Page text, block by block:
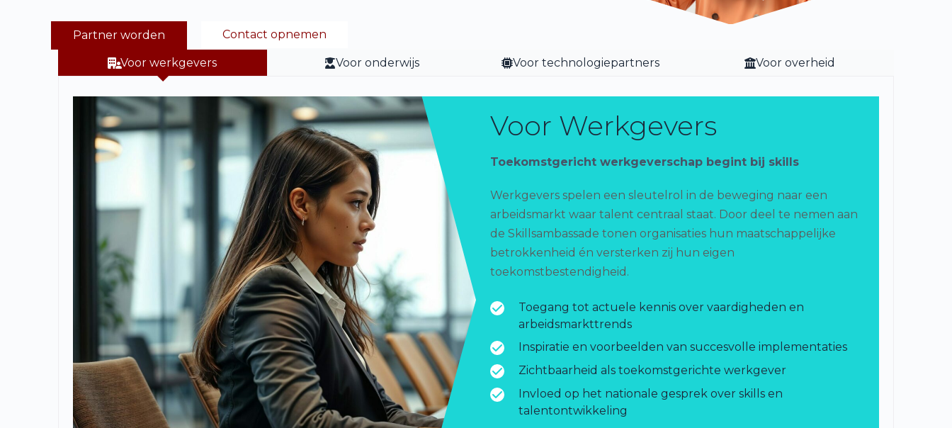
Partner worden Contact opnemen
Voor werkgevers Voor onderwijs Voor technologiepartners Voor overheid
Voor Werkgevers
Toekomstgericht werkgeverschap begint bij skills
Werkgevers spelen een sleutelrol in de beweging naar een
arbeidsmarkt waar talent centraal staat. Door deel te nemen aan
de Skillsambassade tonen organisaties hun maatschappelijke
betrokkenheid én versterken zij hun eigen
toekomstbestendigheid.
Toegang tot actuele kennis over vaardigheden en
arbeidsmarkttrends
Inspiratie en voorbeelden van succesvolle implementaties
Zichtbaarheid als toekomstgerichte werkgever
Invloed op het nationale gesprek over skills en
talentontwikkeling